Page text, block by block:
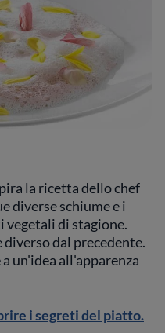
la ricetta dello chef
diverse schiume e i
vegetali di stagione.
dal precedente.
un'idea all'apparenza
i segreti del piatto.